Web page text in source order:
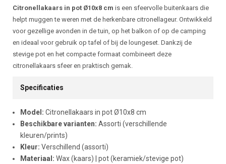
Beschrijving
Citronellakaars in pot Ø10x8 cm is een sfeervolle buitenkaars die
helpt muggen te weren met de herkenbare citronellageur. Ontwikkeld
voor gezellige avonden in de tuin, op het balkon of op de camping
en ideaal voor gebruik op tafel of bij de loungeset. Dankzij de
stevige pot en het compacte formaat combineert deze
citronellakaars sfeer en praktisch gemak.
Specificaties
Model: Citronellakaars in pot Ø10x8 cm
Beschikbare varianten: Assorti (verschillende
kleuren/prints)
Kleur: Verschillend (assorti)
Materiaal: Wax (kaars) | pot (keramiek/stevige pot)